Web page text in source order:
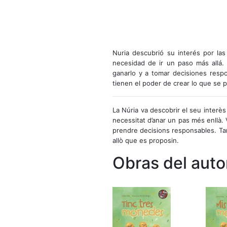
Nuria descubrió su interés por
necesidad de ir un paso más
ganarlo y a tomar decisiones
tienen el poder de crear lo que se
La Núria va descobrir el seu
necessitat d’anar un pas més
prendre decisions responsables.
allò que es proposin.
Obras del